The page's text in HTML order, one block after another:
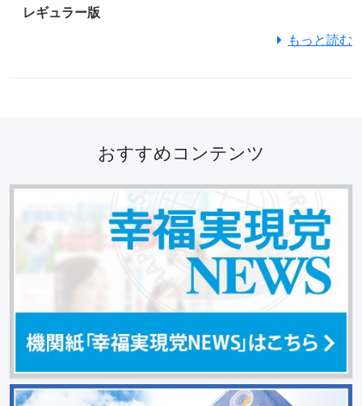
レギュラー版
もっと読む
おすすめコンテンツ